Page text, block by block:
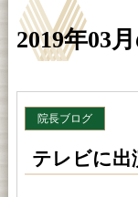
2019年03
テレビに出
院長ブログ